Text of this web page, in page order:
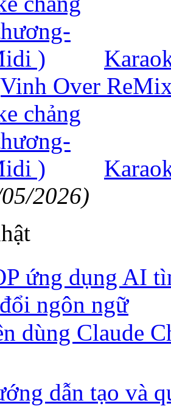
Over
2026)
ứng dụng AI
ngôn ngữ
dùng Claude
dẫn tạo và